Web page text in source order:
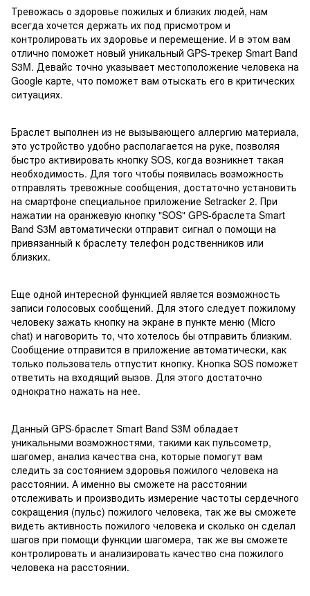
Тревожась о здоровье пожилых и близких людей, нам
всегда хочется держать их под присмотром и
контролировать их здоровье и перемещение. И в этом вам
отлично поможет новый уникальный GPS-трекер Smart Band
S3M. Девайс точно указывает местоположение человека на
Google карте, что поможет вам отыскать его в критических
ситуациях.
Браслет выполнен из не вызывающего аллергию материала,
это устройство удобно располагается на руке, позволяя
быстро активировать кнопку SOS, когда возникнет такая
необходимость. Для того чтобы появилась возможность
отправлять тревожные сообщения, достаточно установить
на смартфоне специальное приложение Setracker 2. При
нажатии на оранжевую кнопку "SOS" GPS-браслета Smart
Band S3M автоматически отправит сигнал о помощи на
привязанный к браслету телефон родственников или
близких.
Еще одной интересной функцией является возможность
записи голосовых сообщений. Для этого следует пожилому
человеку зажать кнопку на экране в пункте меню (Micro
chat) и наговорить то, что хотелось бы отправить близким.
Сообщение отправится в приложение автоматически, как
только пользователь отпустит кнопку. Кнопка SOS поможет
ответить на входящий вызов. Для этого достаточно
однократно нажать на нее.
Данный GPS-браслет Smart Band S3M обладает
уникальными возможностями, такими как пульсометр,
шагомер, анализ качества сна, которые помогут вам
следить за состоянием здоровья пожилого человека на
расстоянии. А именно вы сможете на расстоянии
отслеживать и производить измерение частоты сердечного
сокращения (пульс) пожилого человека, так же вы сможете
видеть активность пожилого человека и сколько он сделал
шагов при помощи функции шагомера, так же вы сможете
контролировать и анализировать качество сна пожилого
человека на расстоянии.